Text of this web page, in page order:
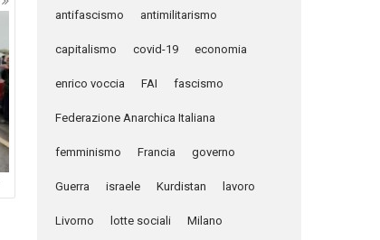
antifascismo antimilitarismo
capitalismo covid-19 economia
enrico voccia FAI fascismo
Federazione Anarchica Italiana
femminismo Francia governo
Guerra israele Kurdistan lavoro
Livorno lotte sociali Milano